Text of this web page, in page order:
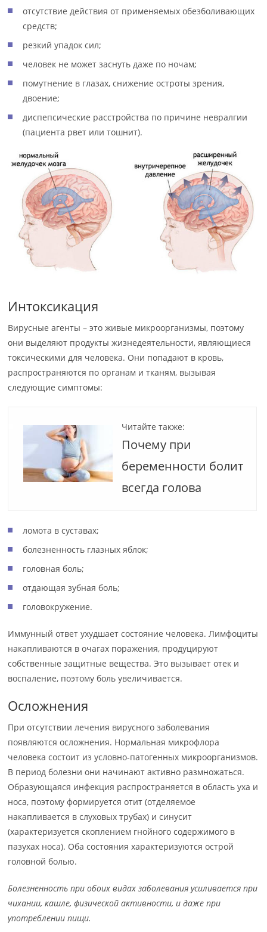
отсутствие действия от применяемых обезболивающих
средств;
резкий упадок сил;
человек не может заснуть даже по ночам;
помутнение в глазах, снижение остроты зрения,
двоение;
диспепсические расстройства по причине невралгии
(пациента рвет или тошнит).
Интоксикация
Вирусные агенты – это живые микроорганизмы, поэтому
они выделяют продукты жизнедеятельности, являющиеся
токсическими для человека. Они попадают в кровь,
распространяются по органам и тканям, вызывая
следующие симптомы:
Читайте также:
Почему при
беременности болит
всегда голова
ломота в суставах;
болезненность глазных яблок;
головная боль;
отдающая зубная боль;
головокружение.
Иммунный ответ ухудшает состояние человека. Лимфоциты
накапливаются в очагах поражения, продуцируют
собственные защитные вещества. Это вызывает отек и
воспаление, поэтому боль увеличивается.
Осложнения
При отсутствии лечения вирусного заболевания
появляются осложнения. Нормальная микрофлора
человека состоит из условно-патогенных микроорганизмов.
В период болезни они начинают активно размножаться.
Образующаяся инфекция распространяется в область уха и
носа, поэтому формируется отит (отделяемое
накапливается в слуховых трубах) и синусит
(характеризуется скоплением гнойного содержимого в
пазухах носа). Оба состояния характеризуются острой
головной болью.
Болезненность при обоих видах заболевания усиливается при
чихании, кашле, физической активности, и даже при
употреблении пищи.